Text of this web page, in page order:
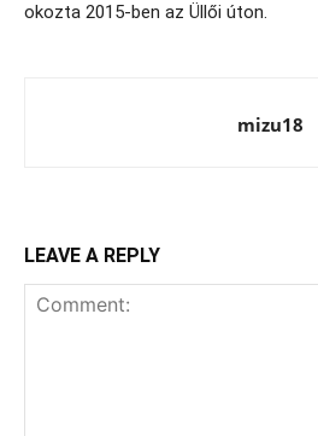
okozta 2015-ben az Üllői úton.
mizu18
LEAVE A REPLY